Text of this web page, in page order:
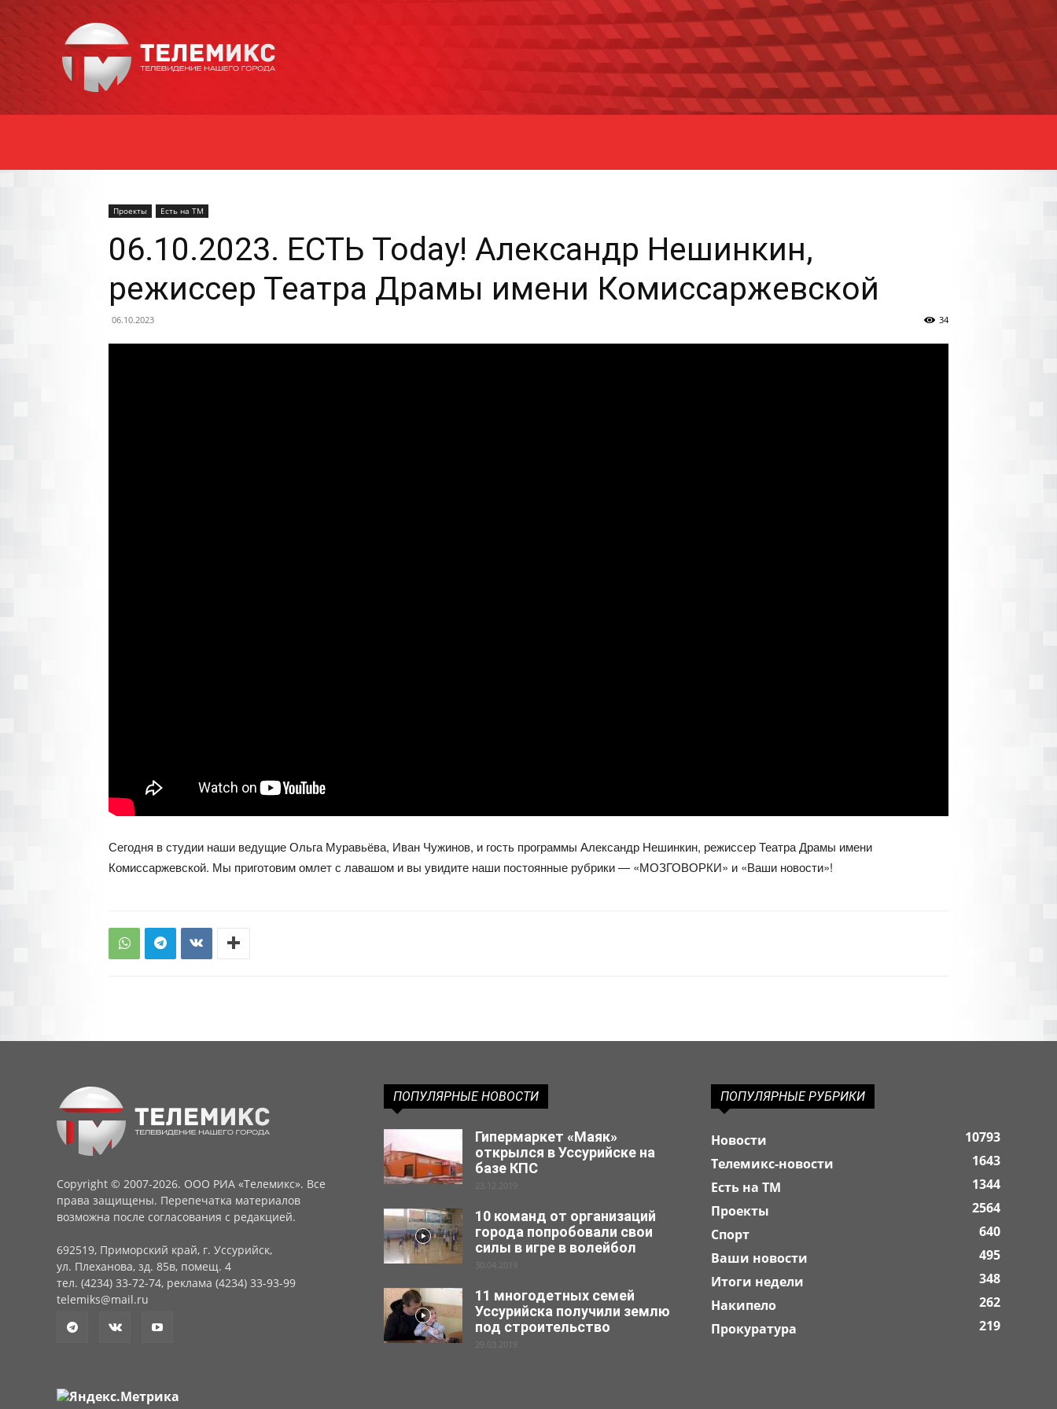
Уссурийска
Проекты Есть на ТМ
06.10.2023. ЕСТЬ Today! Александр Нешинкин,
режиссер Театра Драмы имени Комиссаржевской
06.10.2023 34
Сегодня в студии наши ведущие Ольга Муравьёва, Иван Чужинов, и гость программы Александр Нешинкин, режиссер Театра Драмы имени
Комиссаржевской. Мы приготовим омлет с лавашом и вы увидите наши постоянные рубрики — «МОЗГОВОРКИ» и «Ваши новости»!
Copyright © 2007-2026. ООО РИА «Телемикс». Все
права защищены. Перепечатка материалов
возможна после согласования с редакцией.
692519, Приморский край, г. Уссурийск,
ул. Плеханова, зд. 85в, помещ. 4
тел. (4234) 33-72-74, реклама (4234) 33-93-99
telemiks@mail.ru
ПОПУЛЯРНЫЕ НОВОСТИ
Гипермаркет «Маяк»
открылся в Уссурийске на
базе КПС
23.12.2019
10 команд от организаций
города попробовали свои
силы в игре в волейбол
30.04.2019
11 многодетных семей
Уссурийска получили землю
под строительство
29.03.2019
ПОПУЛЯРНЫЕ РУБРИКИ
Новости
10793
Телемикс-новости
1643
Есть на ТМ
1344
Проекты
2564
Спорт
640
Ваши новости
495
Итоги недели
348
Накипело
262
Прокуратура
219